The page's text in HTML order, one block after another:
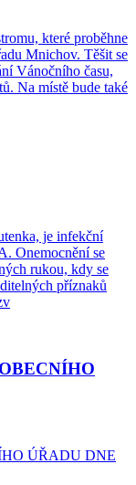
které proběhne
Mnichov. Těšit se
Vánočního času,
Na místě bude také
je infekční
Onemocnění se
rukou, kdy se
příznaků
ÚŘADU DNE